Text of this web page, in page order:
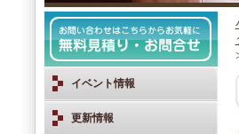
イベント情報
更新情報